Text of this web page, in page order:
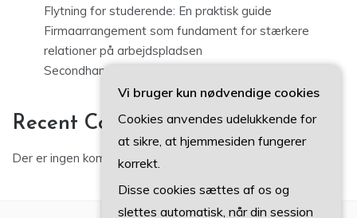
Flytning for studerende: En praktisk guide
Firmaarrangement som fundament for stærkere
relationer på arbejdspladsen
Secondhand tøj i København: sådan finder du kvalitet
Recent Comments
Der er ingen kommentarer at vise.
Vi bruger kun nødvendige cookies
Cookies anvendes udelukkende for
at sikre, at hjemmesiden fungerer
korrekt.
Disse cookies sættes af os og
slettes automatisk, når din session